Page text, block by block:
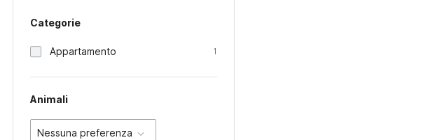
Categorie
Appartamento 1
Animali
Nessuna preferenza